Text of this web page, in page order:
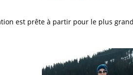
est prête à partir pour le plus